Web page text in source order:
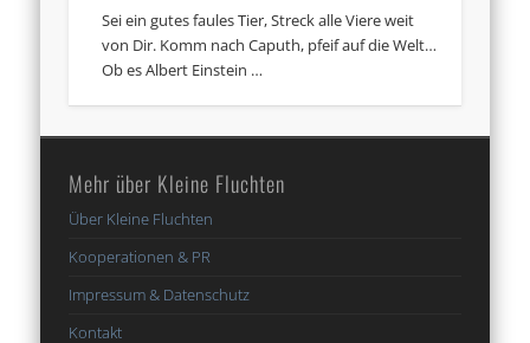
Sei ein gutes faules Tier, Streck alle Viere weit
von Dir. Komm nach Caputh, pfeif auf die Welt…
Ob es Albert Einstein …
Mehr über Kleine Fluchten
Über Kleine Fluchten
Kooperationen & PR
Impressum & Datenschutz
Kontakt